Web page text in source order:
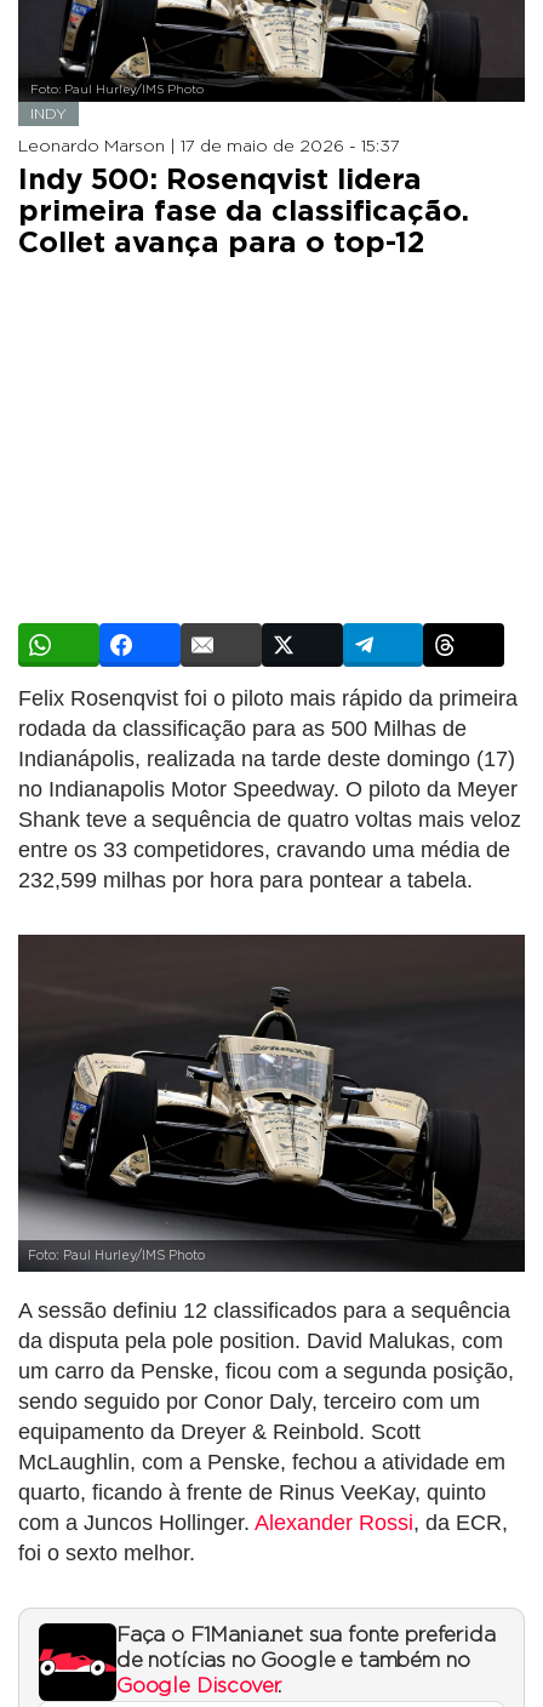
Foto: Paul Hurley/IMS Photo
INDY
Leonardo Marson | 17 de maio de 2026 - 15:37
Indy 500: Rosenqvist lidera
primeira fase da classificação.
Collet avança para o top-12
Felix Rosenqvist foi o piloto mais rápido da primeira
rodada da classificação para as 500 Milhas de
Indianápolis, realizada na tarde deste domingo (17)
no Indianapolis Motor Speedway. O piloto da Meyer
Shank teve a sequência de quatro voltas mais veloz
entre os 33 competidores, cravando uma média de
232,599 milhas por hora para pontear a tabela.
Foto: Paul Hurley/IMS Photo
A sessão definiu 12 classificados para a sequência
da disputa pela pole position. David Malukas, com
um carro da Penske, ficou com a segunda posição,
sendo seguido por Conor Daly, terceiro com um
equipamento da Dreyer & Reinbold. Scott
McLaughlin, com a Penske, fechou a atividade em
quarto, ficando à frente de Rinus VeeKay, quinto
com a Juncos Hollinger. Alexander Rossi, da ECR,
foi o sexto melhor.
Faça o F1Mania.net sua fonte preferida
de notícias no Google e também no
Google Discover.